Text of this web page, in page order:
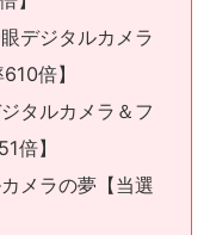
デジタルカメラ
倍】
タルカメラ＆フ
倍】
メラの夢【当選